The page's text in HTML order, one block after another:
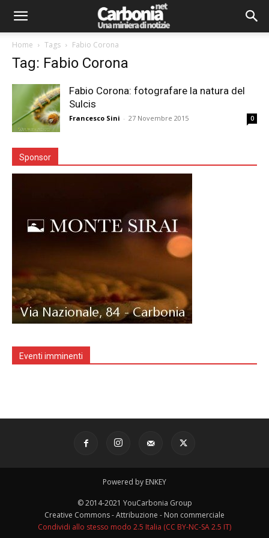
Home Tags Fabio Corona
Tag: Fabio Corona
Fabio Corona: fotografare la natura del
Sulcis
Francesco Sini - 27 Novembre 2015 0
Sponsor
Eventi imminenti
Powered by ENKEY
© 2014-2021 YouCarbonia Group
Creative Commons - Attribuzione - Non commerciale
Condividi allo stesso modo 2.5 Italia (CC BY-NC-SA 2.5 IT)